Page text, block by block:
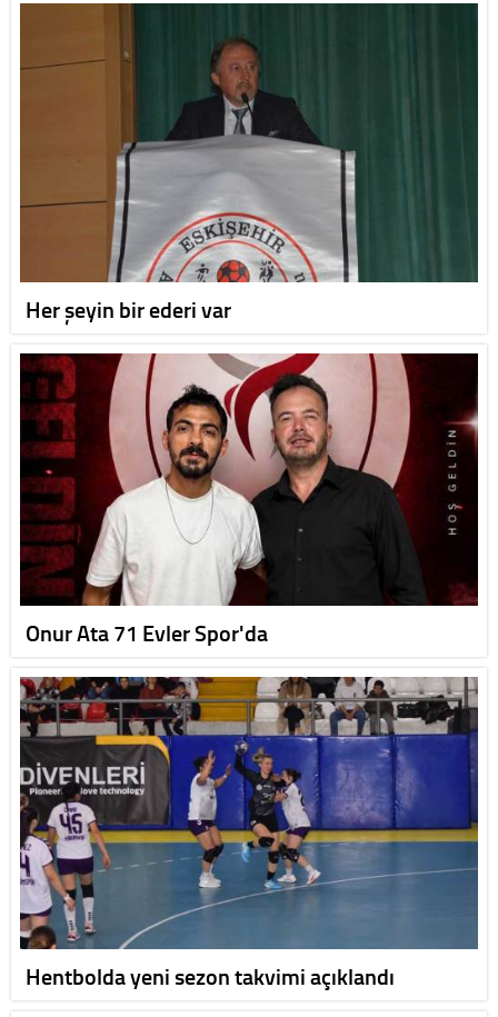
Her şeyin bir ederi var
Onur Ata 71 Evler Spor'da
Hentbolda yeni sezon takvimi açıklandı